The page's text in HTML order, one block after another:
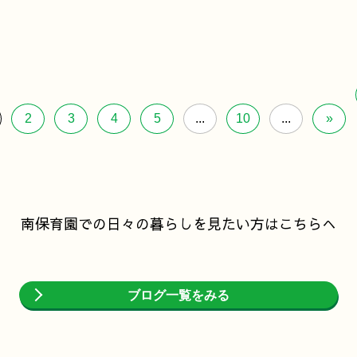
2 3 4 5 ... 10 ... »
南保育園での日々の暮らしを見たい方はこちらへ
ブログ一覧をみる